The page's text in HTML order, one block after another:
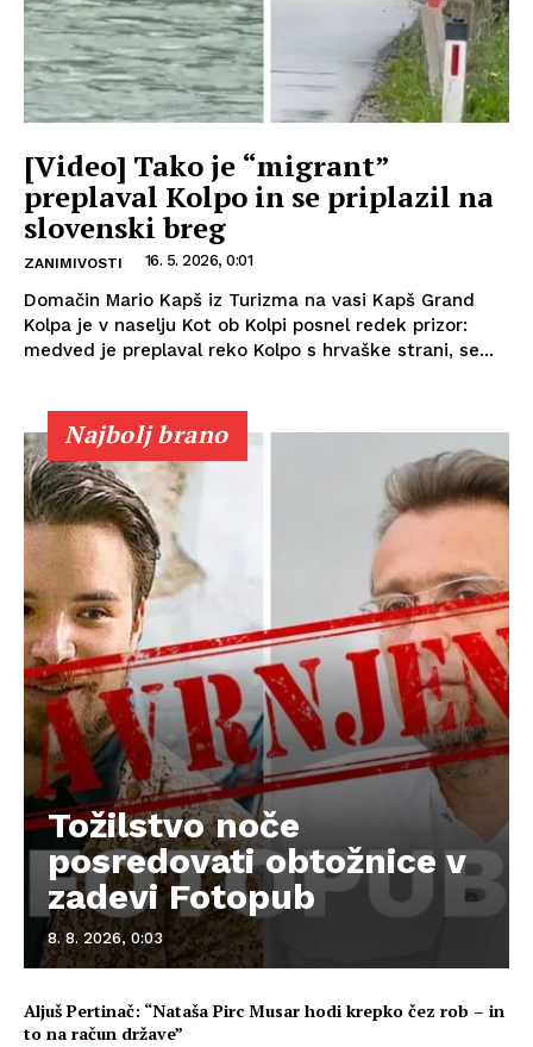
[Video] Tako je “migrant”
preplaval Kolpo in se priplazil na
slovenski breg
ZANIMIVOSTI 16. 5. 2026, 0:01
Domačin Mario Kapš iz Turizma na vasi Kapš Grand
Kolpa je v naselju Kot ob Kolpi posnel redek prizor:
medved je preplaval reko Kolpo s hrvaške strani, se...
Najbolj brano
Tožilstvo noče
posredovati obtožnice v
zadevi Fotopub
8. 8. 2026, 0:03
Aljuš Pertinač: “Nataša Pirc Musar hodi krepko čez rob – in
to na račun države”